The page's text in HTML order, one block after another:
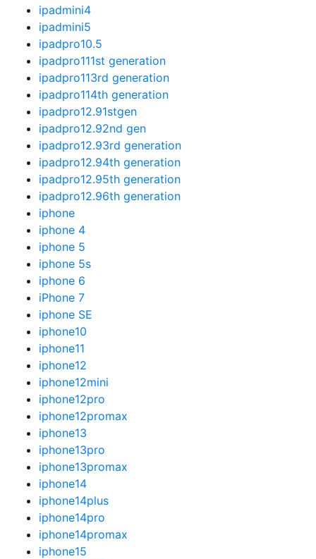
ipadmini4
ipadmini5
ipadpro10.5
ipadpro111st generation
ipadpro113rd generation
ipadpro114th generation
ipadpro12.91stgen
ipadpro12.92nd gen
ipadpro12.93rd generation
ipadpro12.94th generation
ipadpro12.95th generation
ipadpro12.96th generation
iphone
iphone 4
iphone 5
iphone 5s
iphone 6
iPhone 7
iphone SE
iphone10
iphone11
iphone12
iphone12mini
iphone12pro
iphone12promax
iphone13
iphone13pro
iphone13promax
iphone14
iphone14plus
iphone14pro
iphone14promax
iphone15